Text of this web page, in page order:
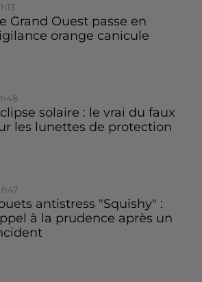
Grand Ouest passe en
orange canicule
solaire : le vrai du faux
les lunettes de protection
antistress "Squishy" :
à la prudence après un